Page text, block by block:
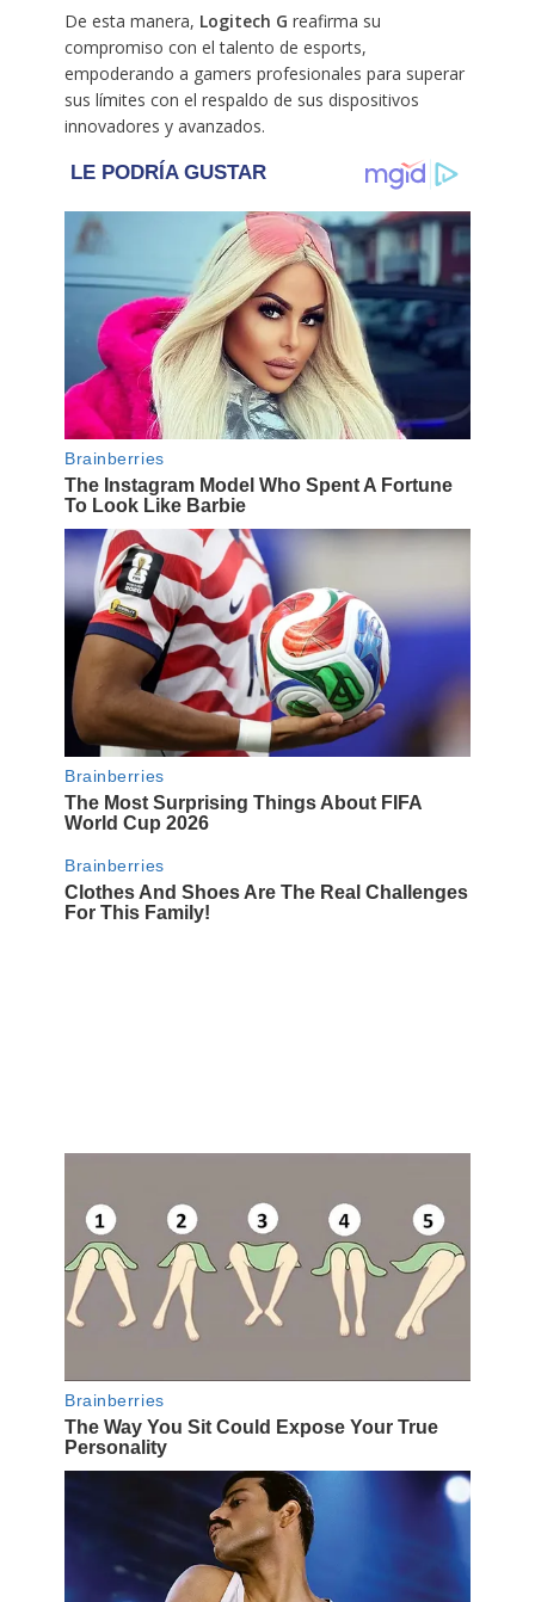
De esta manera, Logitech G reafirma su
compromiso con el talento de esports,
empoderando a gamers profesionales para superar
sus límites con el respaldo de sus dispositivos
innovadores y avanzados. ​